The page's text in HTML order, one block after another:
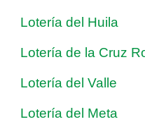
Lotería del Huila
Lotería de la Cruz
Lotería del Valle
Lotería del Meta